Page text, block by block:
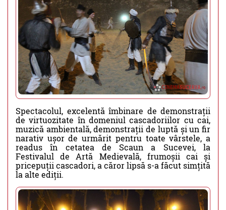
Spectacolul, excelentă îmbinare de demonstrații
de virtuozitate în domeniul cascadoriilor cu cai,
muzică ambientală, demonstrații de luptă și un fir
narativ ușor de urmărit pentru toate vârstele, a
readus în cetatea de Scaun a Sucevei, la
Festivalul de Artă Medievală, frumoșii cai și
pricepuții cascadori, a căror lipsă s-a făcut simțită
la alte ediții.